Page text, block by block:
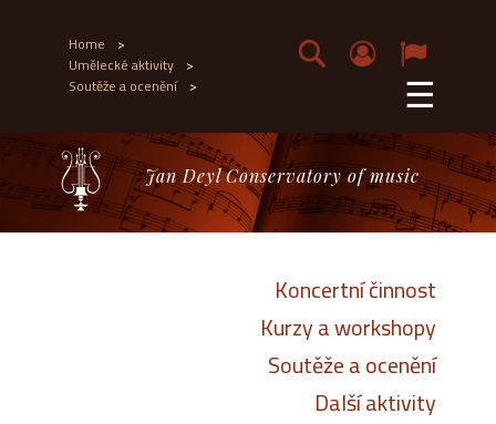
Home >
Umělecké aktivity >
Soutěže a ocenění > ☰
Jan Deyl Conservatory of music
Koncertní činnost
Kurzy a workshopy
Soutěže a ocenění
Další aktivity